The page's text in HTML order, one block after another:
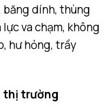
băng dính, thùng
va chạm, không
hư hỏng, trầy
thị trường